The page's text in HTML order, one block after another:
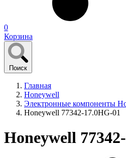
0
Корзина
Поиск
Главная
Honeywell
Электронные компоненты
Honeywell 77342-17.0HG-01
Honeywell